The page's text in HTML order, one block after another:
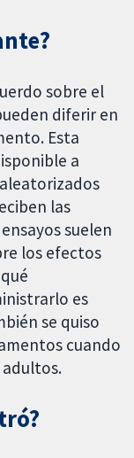
sobre el
diferir en
Esta
a
las
suelen
los efectos
es
se quiso
cuando
adultos.